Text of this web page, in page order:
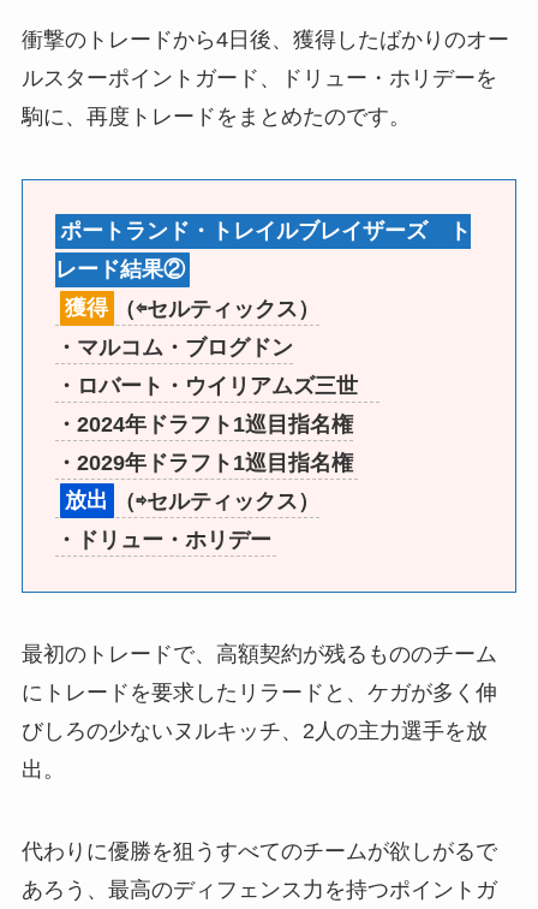
衝撃のトレードから4日後、獲得したばかりのオー
ルスターポイントガード、ドリュー・ホリデーを
駒に、再度トレードをまとめたのです。
ポートランド・トレイルブレイザーズ ト
レード結果②
獲得
（⇦セルティックス）
・マルコム・ブログドン
・ロバート・ウイリアムズ三世
・2024年ドラフト1巡目指名権
・2029年ドラフト1巡目指名権
放出
（⇨セルティックス）
・ドリュー・ホリデー
最初のトレードで、高額契約が残るもののチーム
にトレードを要求したリラードと、ケガが多く伸
びしろの少ないヌルキッチ、2人の主力選手を放
出。
代わりに優勝を狙うすべてのチームが欲しがるで
あろう、最高のディフェンス力を持つポイントガ